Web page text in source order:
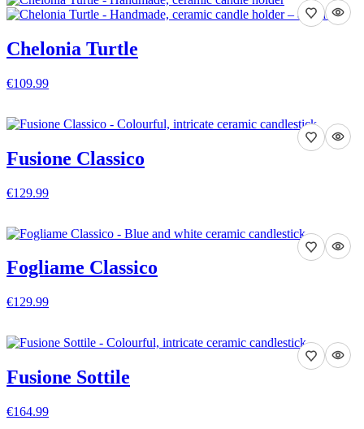
Chelonia Turtle
€109.99
Fusione Classico
€129.99
Fogliame Classico
€129.99
Fusione Sottile
€164.99